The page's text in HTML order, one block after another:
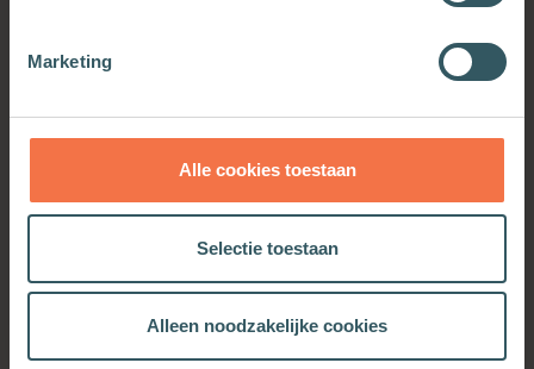
Marketing
Alle cookies toestaan
Selectie toestaan
Alleen noodzakelijke cookies